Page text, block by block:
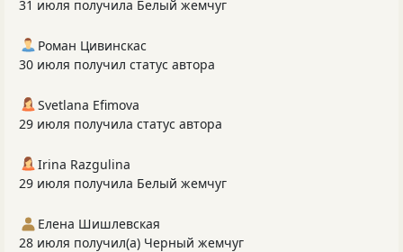
31 июля получила Белый жемчуг
Роман Цивинскас
30 июля получил статус автора
Svetlana Efimova
29 июля получила статус автора
Irina Razgulina
29 июля получила Белый жемчуг
Елена Шишлевская
28 июля получил(а) Черный жемчуг